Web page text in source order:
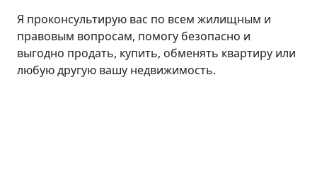
Я проконсультирую вас по всем жилищным и
правовым вопросам, помогу безопасно и
выгодно продать, купить, обменять квартиру или
любую другую вашу недвижимость.